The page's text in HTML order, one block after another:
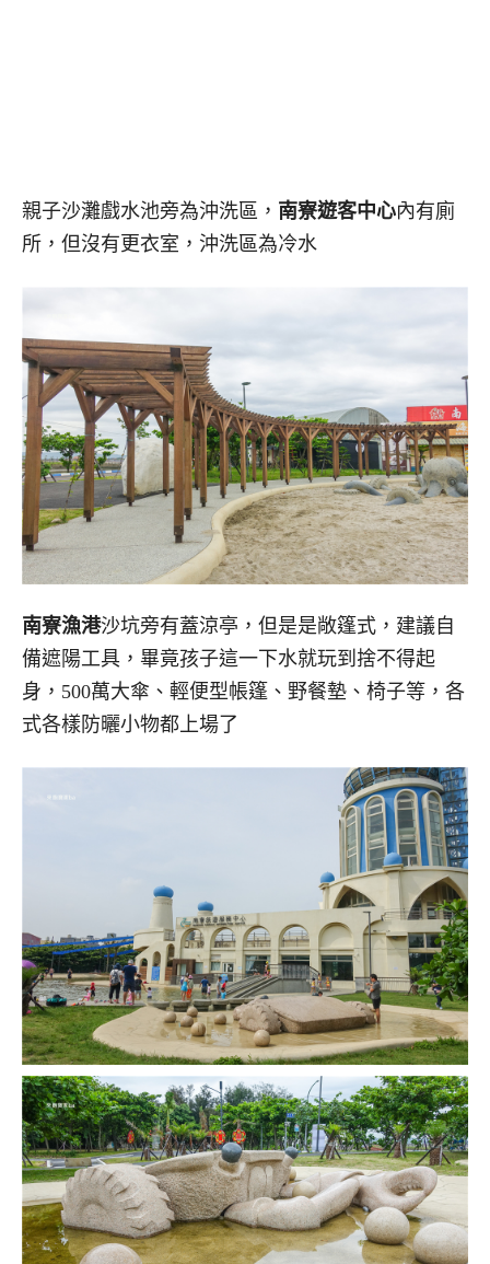
親子沙灘戲水池旁為沖洗區， 南寮遊客中心內有廁
所，但沒有更衣室，沖洗區為冷水
南寮漁港沙坑旁有蓋涼亭，但是是敞篷式，建議自
備遮陽工具，畢竟孩子這一下水就玩到捨不得起
身，500萬大傘、輕便型帳篷、野餐墊、椅子等，各
式各樣防曬小物都上場了